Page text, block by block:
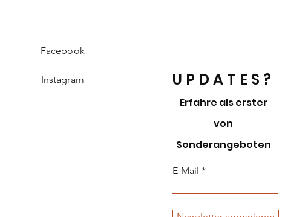
Facebook
Instagram UPDATES?
Erfahre als erster
von
Sonderangeboten
E-Mail